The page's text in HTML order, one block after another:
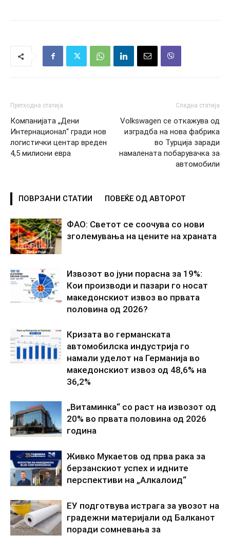
Претходна статија
Компанијата „Дени
Интернационал“ гради нов
логистички центар вреден
4,5 милиони евра
Следна статија
Volkswagen се откажува од
изградба на нова фабрика
во Турција заради
намалената побарувачка за
автомобили
ПОВРЗАНИ СТАТИИ ПОВЕЌЕ ОД АВТОРОТ
ФАО: Светот се соочува со нови
зголемувања на цените на храната
Извозот во јуни порасна за 19%:
Кои производи и пазари го носат
македонскиот извоз во првата
половина од 2026?
Кризата во германската
автомобилска индустрија го
намали уделот на Германија во
македонскиот извоз од 48,6% на
36,2%
„Витаминка“ со раст на извозот од
20% во првата половина од 2026
година
Живко Мукаетов од прва рака за
берзанскиот успех и идните
перспективи на „Алкалоид“
ЕУ подготвува истрага за увозот на
градежни материјали од Балканот
поради сомневања за